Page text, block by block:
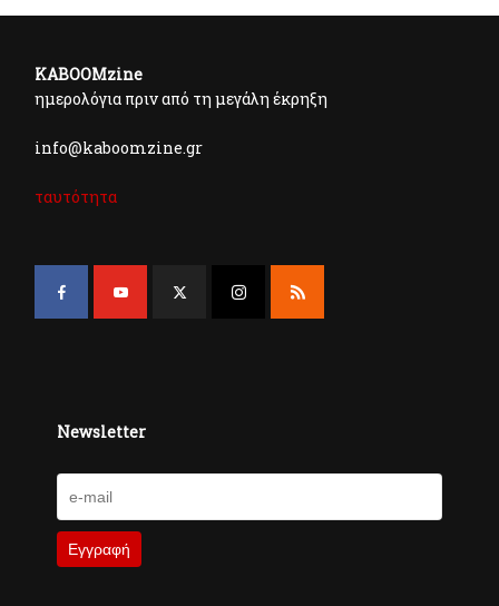
KABOOMzine
ημερολόγια πριν από τη μεγάλη έκρηξη
info@kaboomzine.gr
ταυτότητα
Newsletter